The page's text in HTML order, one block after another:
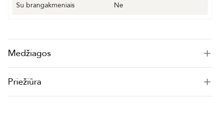
Su brangakmeniais
Ne
Medžiagos
Priežiūra